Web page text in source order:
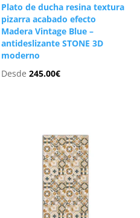
Plato de ducha resina textura
pizarra acabado efecto
Madera Vintage Blue –
antideslizante STONE 3D
moderno
Desde245.00€